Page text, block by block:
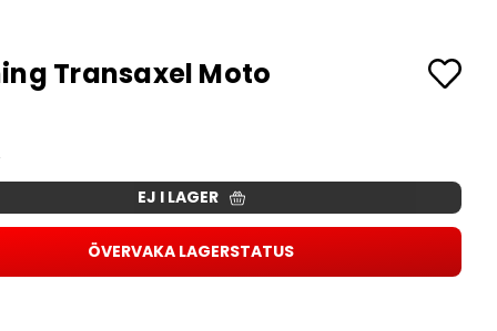
Transaxel Moto
EJ I LAGER
ÖVERVAKA LAGERSTATUS